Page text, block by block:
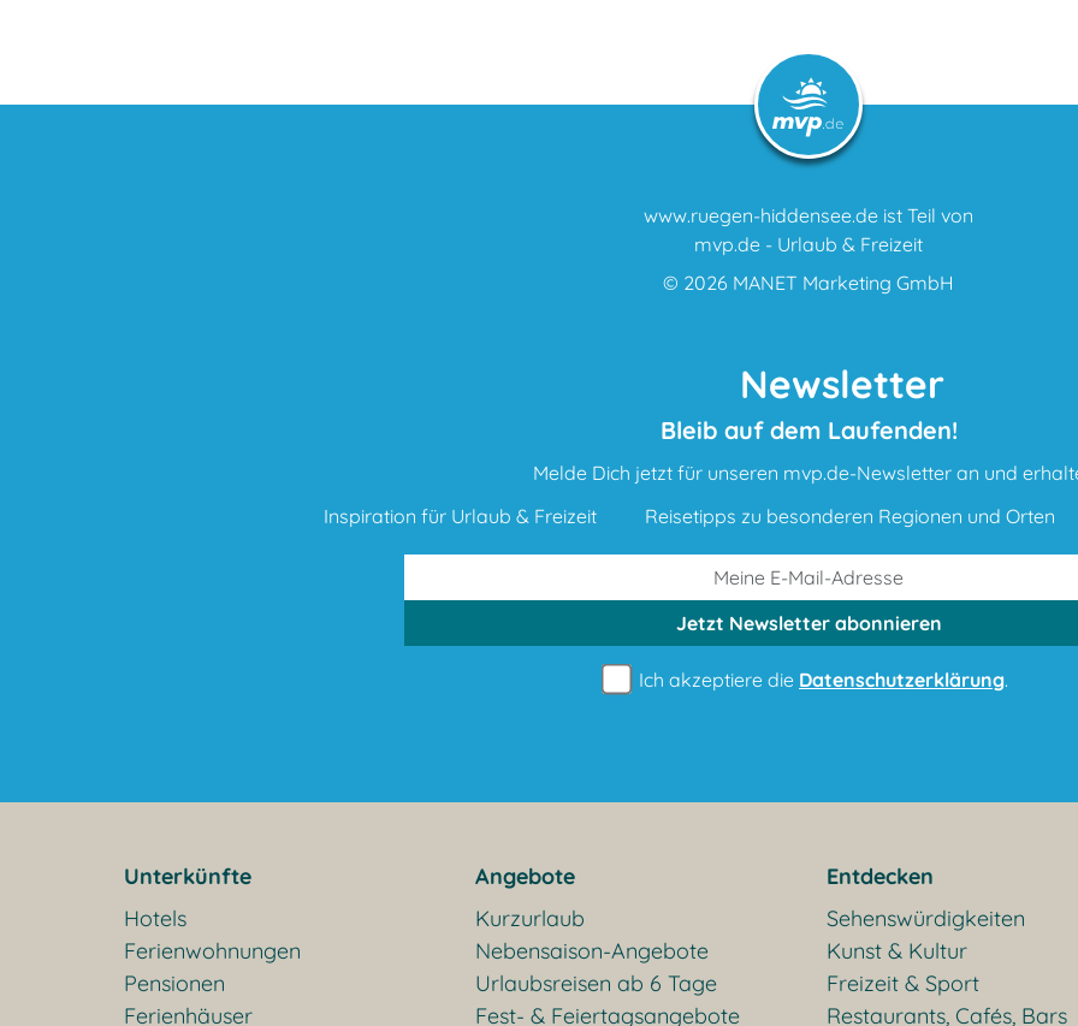
www.ruegen-hiddensee.de ist Teil von
mvp.de - Urlaub & Freizeit
© 2026 MANET Marketing GmbH
Newsletter
Bleib auf dem Laufenden!
Melde Dich jetzt für unseren mvp.de-Newsletter an und
Inspiration für Urlaub & Freizeit
Reisetipps zu besonderen Regionen und Orten
Jetzt Newsletterabonnieren
Ich akzeptiere die Datenschutzerklärung.
Unterkünfte
Hotels
Ferienwohnungen
Pensionen
Ferienhäuser
Angebote
Kurzurlaub
Nebensaison-Angebote
Urlaubsreisen ab 6 Tage
Fest- & Feiertagsangebote
Entdecken
Sehenswürdigkeiten
Kunst & Kultur
Freizeit & Sport
Restaurants, Cafés, Bars